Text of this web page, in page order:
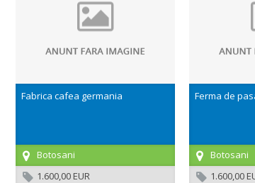
Fabrica cafea germania
Botosani
1.600,00 EUR
Ferma de
Botosani
1.600,00